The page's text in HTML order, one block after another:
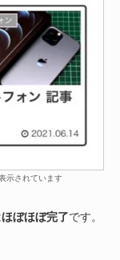
示されています
ほぼほぼ完了です。